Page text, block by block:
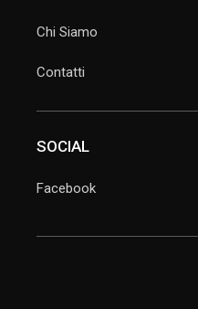
Chi Siamo
Contatti
SOCIAL
Facebook